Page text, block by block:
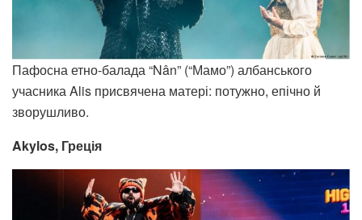
Пафосна етно-балада “Nân” (“Мамо”) албанського
учасника Alis присвячена матері: потужно, епічно й
зворушливо.
Akylos, Греція